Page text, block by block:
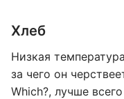
Хлеб
Низкая
за чего он
Which?, лучше